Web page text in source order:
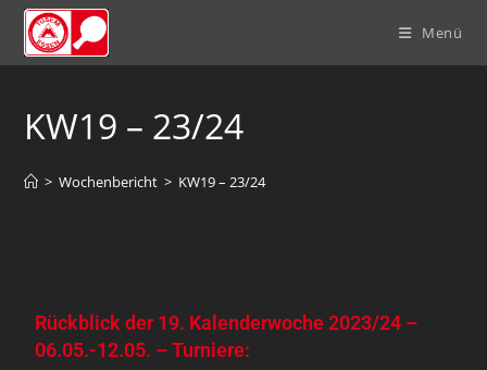
Menü
KW19 – 23/24
> Wochenbericht > KW19 – 23/24
Rückblick der 19. Kalenderwoche 2023/24 –
06.05.-12.05. – Turniere: